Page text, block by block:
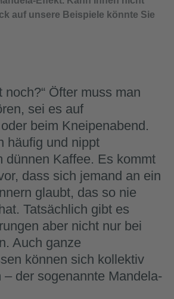
auf unsere Beispiele könnte Sie
noch?“ Öfter muss man
sei es auf
beim Kneipenabend.
häufig und nippt
dünnen Kaffee. Es kommt
dass sich jemand an ein
glaubt, das so nie
Tatsächlich gibt es
aber nicht nur bei
Auch ganze
können sich kollektiv
– der sogenannte Mandela-